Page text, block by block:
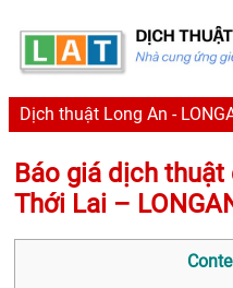
Dịch thuật Long An -
Báo giá dịch
Thới Lai –